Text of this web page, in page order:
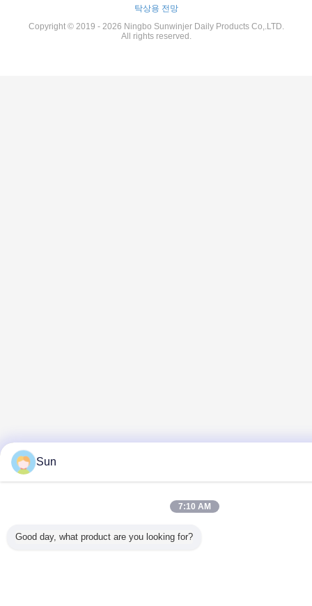
탁상용 전망
Copyright © 2019 - 2026 Ningbo Sunwinjer Daily Products Co,.LTD.
All rights reserved.
Sun
7:10 AM
Good day, what product are you looking for?